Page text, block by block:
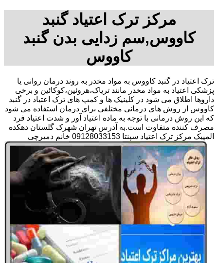
مرکز ترک اعتیاد گنبد
کاووس,سم زدایی بدن گنبد
کاووس
ترک اعتیاد در گنبد کاووس به مواد مخدر به روند درمان روانی یا
پزشکی اعتیاد به مواد مخدر مانند تریاک،هروئین،کوکائین و برخی
داروها اطلاق می شود در کلینیک ها و کمپ های ترک اعتیاد در گنبد
کاووس از روش های درمانی مختلفی برای درمان استفاده می شود
که این روش درمانی با توجه به ماده اعتیاد آور و شدت اعتیاد فرد
مصرف کننده متفاوت است.به آدرس تهران شهرک گلستان دهکده
المپیک مرکز ترک اعتیاد سپنتا 09128033153 خانم دمیرچی